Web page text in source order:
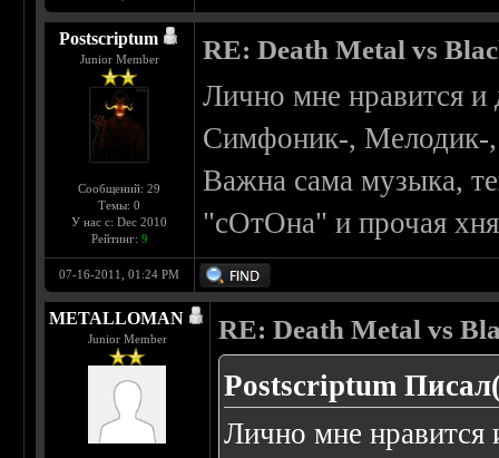
Postscriptum
Junior Member
Сообщений: 29
Темы: 0
У нас с: Dec 2010
Рейтинг: 9
RE: Death Metal vs
Лично мне нравится и
Симфоник-, Мелодик-,
Важна сама музыка,
"сОтОна" и прочая хня
07-16-2011, 01:24 PM
METALLOMAN
Junior Member RE: Death Metal vs
Postscriptum
Лично мне нравится